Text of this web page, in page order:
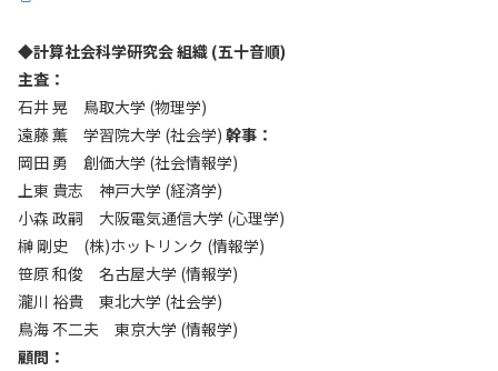
◆計算社会科学研究会 組織 (五十音順)
主査：
石井 晃 鳥取大学 (物理学)
遠藤 薫 学習院大学 (社会学) 幹事：
岡田 勇 創価大学 (社会情報学)
上東 貴志 神戸大学 (経済学)
小森 政嗣 大阪電気通信大学 (心理学)
榊 剛史 (株)ホットリンク (情報学)
笹原 和俊 名古屋大学 (情報学)
瀧川 裕貴 東北大学 (社会学)
鳥海 不二夫 東京大学 (情報学)
顧問：